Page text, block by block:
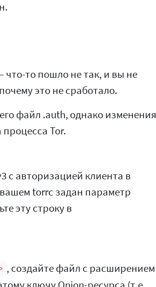
то пошло не так, и вы не
это не сработало.
файл .auth, однако изменения
процесса Tor.
с авторизацией клиента в
вашем torrc задан параметр
эту строку в
, создайте файл с расширением